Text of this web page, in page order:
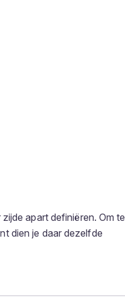
apart definiëren. Om te
dien je daar dezelfde